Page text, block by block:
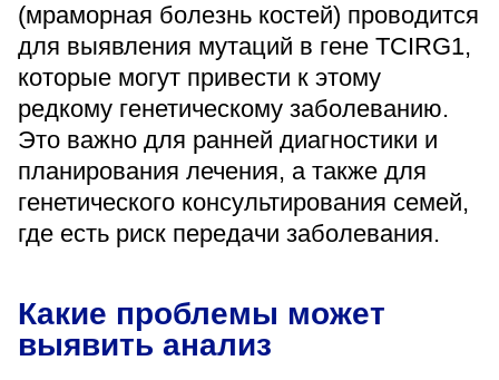
Пятница
08:00–15:45
перерыв 12:00–12:30
Администратор
+7 (4742) 72-73-31
(мраморная болезнь костей) проводится
для выявления мутаций в гене TCIRG1,
которые могут привести к этому
редкому генетическому заболеванию.
Это важно для ранней диагностики и
планирования лечения, а также для
генетического консультирования семей,
где есть риск передачи заболевания.
Какие проблемы может
выявить анализ